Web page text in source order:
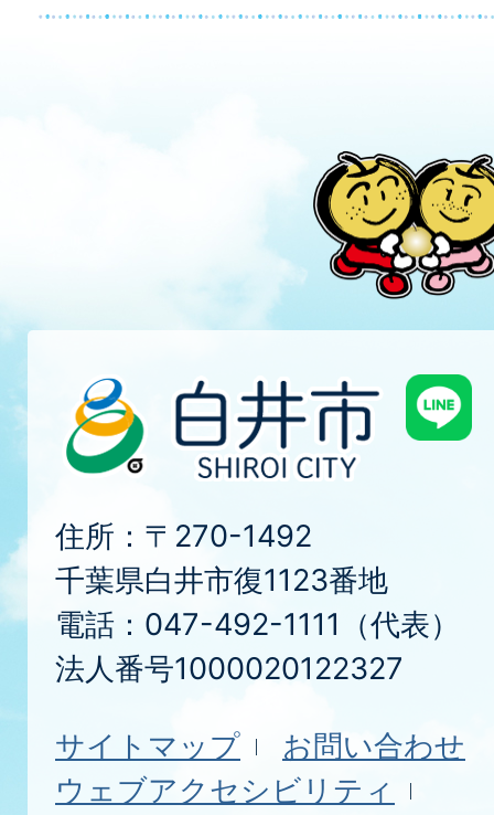
住所：〒270-1492
千葉県白井市復1123番地
電話：047-492-1111（代表）
法人番号1000020122327
サイトマップ
お問い合わせ
ウェブアクセシビリティ